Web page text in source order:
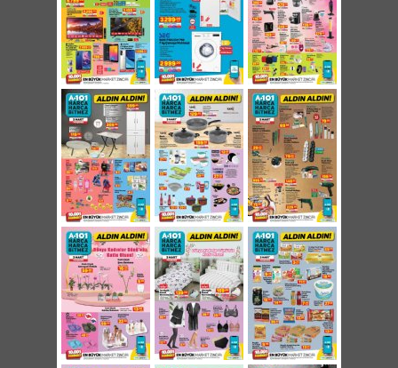
Büyük Makyaj Organizeri 59,95 TL
Küçük Makyaj Organizeri 22,50 TL
Brillant Çift Kişilik Pamul Nevresim Seti 169
TL
Brillant Tek Kişilik Pamul Nevresim Seti 139
TL
Juno Bayan Kalın Taban Terlik Çeşitleri 49,95
TL
Juno Bay / Bayan Terlik Çeşitleri 39,95 TL
Bayan Puantiyeli İp Askılı Şortlu Tül Takım
39,95 TL
Bayan Tül Sabahlık 39,95 TL
Silk&Blue Bayan Dantel Balenli Sütyen 29,95
TL
Silk&Blue Bayan Dantelli Bralet 29,95 TL
Silk&Blue Bayan Dikişsiz Slip 2'li 10,95 TL
DoReMi Bayan Micro 40 Külotlu Çorap 12,95
TL
DoReMi Bayan Micro 40 Diz Altı Çorap 5,95
TL